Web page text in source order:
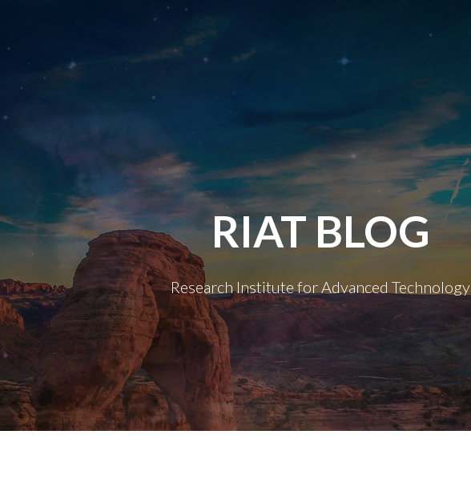
RIAT BLOG
Research Institute for Advanced Technology